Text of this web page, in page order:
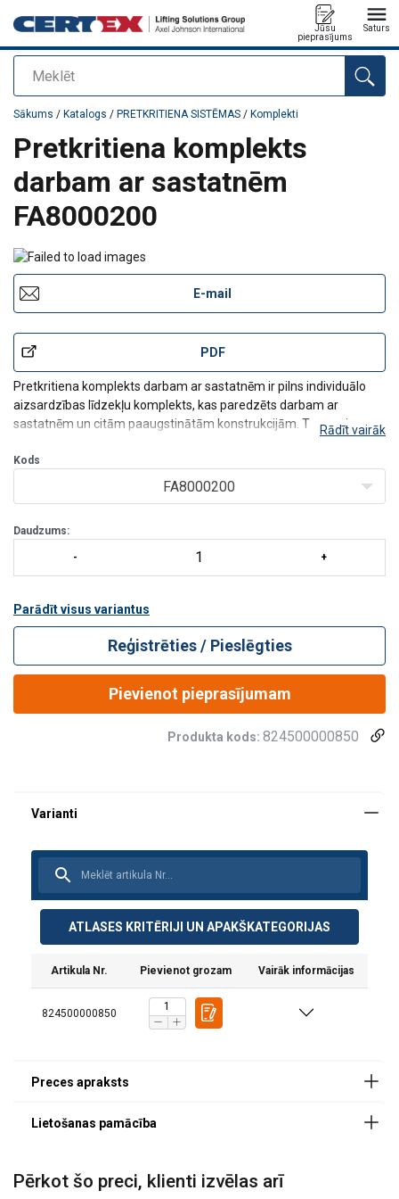
Meklēt
Jūsu
pieprasījums
Saturs
Pievienots jūsu pasūtījumam
Sākums / Katalogs / PRETKRITIENA SISTĒMAS / Komplekti
Pretkritiena komplekts
darbam ar sastatnēm
FA8000200
E-mail
PDF
Pretkritiena komplekts darbam ar sastatnēm ir pilns individuālo
aizsardzības līdzekļu komplekts, kas paredzēts darbam ar
sastatnēm un citām paaugstinātām konstrukcijām. Tas apvieno
samazina kritiena laikā radušos triecie
Rādīt vairāk
Kods
FA8000200
Daudzums:
Parādīt visus variantus
Reģistrēties / Pieslēgties
Pievienot pieprasījumam
Produkta kods: 824500000850
ATLASES KRITĒRIJI UN APAKŠKATEGORIJAS
Artikula Nr. Pievienot grozam Vairāk informācijas
824500000850
Pērkot šo preci, klienti izvēlas arī